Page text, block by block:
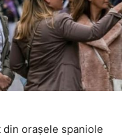
din orașele spaniole